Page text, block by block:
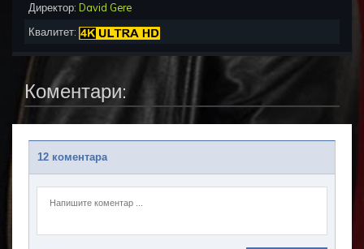
Директор: David Gere
Квалитет:
Коментари:
12 коментара